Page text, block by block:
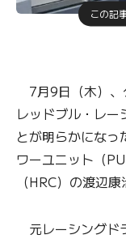
この記
7月9日（木）、
レッドブル・レー
とが明らかにな
ワーユニット（
（HRC）の渡辺
元レーシングド